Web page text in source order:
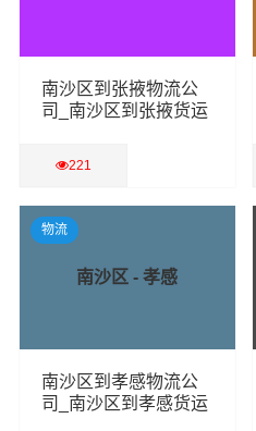
南沙区到张掖物流公
司_南沙区到张掖货运
221
查看详细
南沙区 - 孝感
南沙区到孝感物流公
司_南沙区到孝感货运
物流